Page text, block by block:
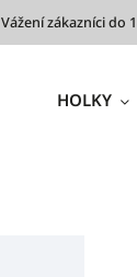
Vážení zákazníci do
HOLKY